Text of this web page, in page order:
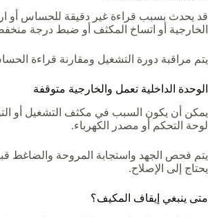
قد يحدث بسبب قراءة غير دقيقة للحساس أو
الخارجية أو اتساخ المكثف أو ضبط درجة
يتم مراقبة دورة التشغيل ومقارنة قراءة
الوحدة الداخلية تعمل والخارجية متوقفة
يمكن أن يكون السبب في مكثف التشغيل أو
لوحة التحكم أو مصدر الكهرباء.
يتم فحص الجهد واستجابة المروحة والضاغط
يحتاج إلى الإصلاح.
متى ينبغي إيقاف المكيف؟